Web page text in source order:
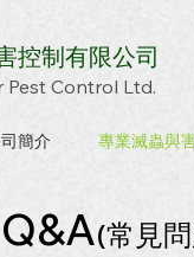
控制有限公司
Pest Control Ltd.
簡介 專業滅蟲與
Q&A(常見